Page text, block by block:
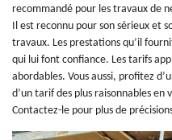
recommandé pour les travaux de
Il est reconnu pour son sérieux et
travaux. Les prestations qu’il
qui lui font confiance. Les tarifs
abordables. Vous aussi, profitez
d’un tarif des plus raisonnables en
Contactez-le pour plus de